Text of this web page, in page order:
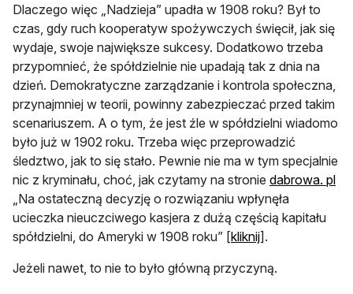
Dlaczego więc „Nadzieja” upadła w 1908 roku? Był to
czas, gdy ruch kooperatyw spożywczych święcił, jak się
wydaje, swoje największe sukcesy. Dodatkowo trzeba
przypomnieć, że spółdzielnie nie upadają tak z dnia na
dzień. Demokratyczne zarządzanie i kontrola społeczna,
przynajmniej w teorii, powinny zabezpieczać przed takim
scenariuszem. A o tym, że jest źle w spółdzielni wiadomo
było już w 1902 roku. Trzeba więc przeprowadzić
śledztwo, jak to się stało. Pewnie nie ma w tym specjalnie
nic z kryminału, choć, jak czytamy na stronie dabrowa. pl
„Na ostateczną decyzję o rozwiązaniu wpłynęła
ucieczka nieuczciwego kasjera z dużą częścią kapitału
spółdzielni, do Ameryki w 1908 roku” [kliknijotwiera się w
].
Jeżeli nawet, to nie to było główną przyczyną.